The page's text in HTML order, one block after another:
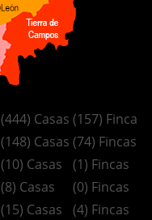
(444) Casas (157) Fincas
(148) Casas (74) Fincas
(10) Casas (1) Fincas
(8) Casas (0) Fincas
(15) Casas (4) Fincas